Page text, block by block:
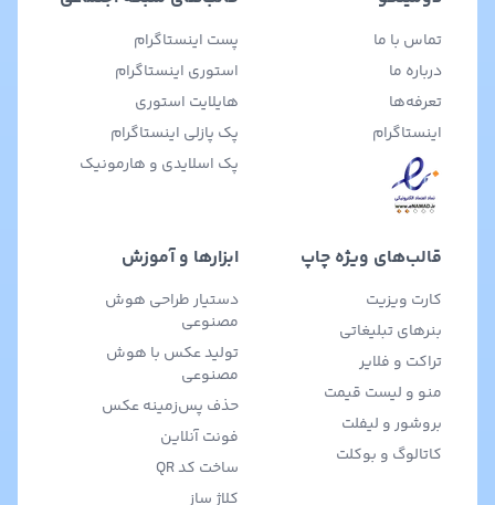
تماس با ما
درباره ما
تعرفه‌ها
اینستاگرام
پست اینستاگرام
استوری اینستاگرام
هایلایت استوری
پک پازلی اینستاگرام
پک اسلایدی و هارمونیک
قالب‌های ویژه چاپ
کارت ویزیت
بنرهای تبلیغاتی
تراکت و فلایر
منو و لیست قیمت
بروشور و لیفلت
کاتالوگ و بوکلت
ابزارها و آموزش
دستیار طراحی هوش
مصنوعی
تولید عکس با هوش
مصنوعی
حذف پس‌زمینه عکس
فونت آنلاین
ساخت کد QR
کلاژ ساز